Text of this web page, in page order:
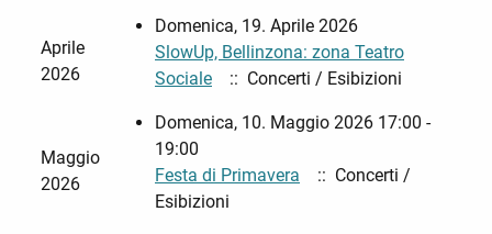
Aprile
2026
Domenica, 19. Aprile 2026
SlowUp, Bellinzona: zona Teatro
Sociale
:: Concerti / Esibizioni
Maggio
2026
Domenica, 10. Maggio 2026 17:00 -
19:00
Festa di Primavera
:: Concerti /
Esibizioni